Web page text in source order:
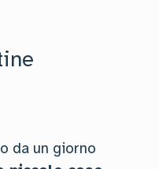
da un giorno